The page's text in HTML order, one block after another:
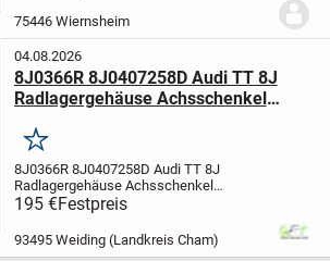
75446 Wiernsheim
04.08.2026
8J0366R 8J0407258D Audi TT 8J
Radlagergehäuse Achsschenkel
Merken
8J0366R 8J0407258D Audi TT 8J
Radlagergehäuse Achsschenkel
VorneHerstellernummer: 8J0366R
8J0407258DMarke: Original
AudiHersteller: AudiArtikel stammt aus
einem Scheckheftgepflegten Audi TT 8J...
195 €Festpreis
93495 Weiding (Landkreis Cham)